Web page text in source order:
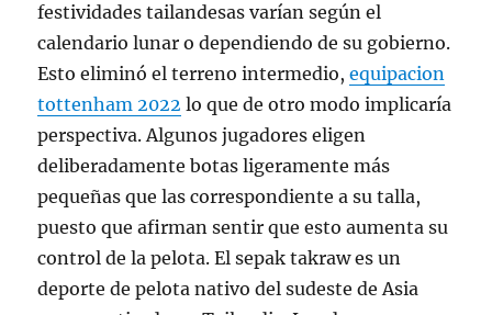
festividades tailandesas varían según el
calendario lunar o dependiendo de su gobierno.
Esto eliminó el terreno intermedio,equipacion
tottenham 2022 lo que de otro modo implicaría
perspectiva. Algunos jugadores eligen
deliberadamente botas ligeramente más
pequeñas que las correspondiente a su talla,
puesto que afirman sentir que esto aumenta su
control de la pelota. El sepak takraw es un
deporte de pelota nativo del sudeste de Asia